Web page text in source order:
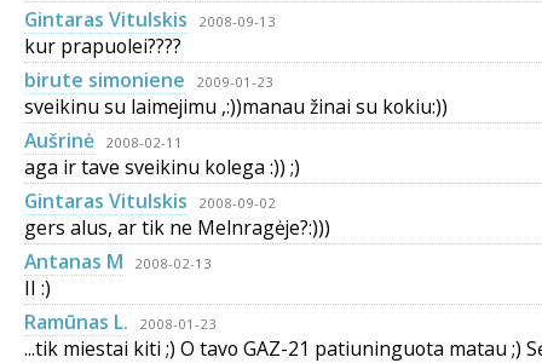
Gintaras Vitulskis
2008-09-13
kur prapuolei????
birute simoniene
2009-01-23
sveikinu su laimejimu ,:))manau žinai su kokiu:))
Aušrinė
2008-02-11
aga ir tave sveikinu kolega :)) ;)
Gintaras Vitulskis
2008-09-02
gers alus, ar tik ne Melnragėje?:)))
Antanas M
2008-02-13
II :)
Ramūnas L.
2008-01-23
...tik miestai kiti ;) O tavo GAZ-21 patiuninguota matau ;)